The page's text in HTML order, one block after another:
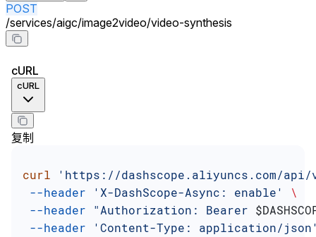
POST
/services/aigc/image2video/video-synthesis
cURL
cURL
复制
curl 'https://dashscope.aliyuncs.com/
--header 'X-DashScope-Async: enable'
\
--header "Authorization: Bearer
--header 'Content-Type: application/